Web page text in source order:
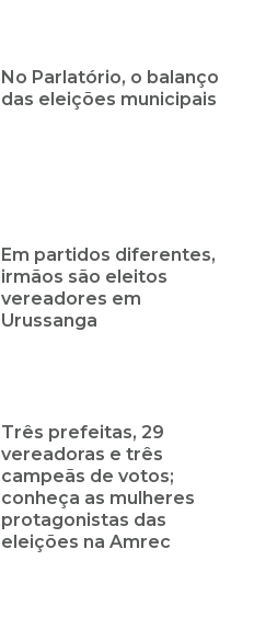
No Parlatório, o balanço
das eleições municipais
Em partidos diferentes,
irmãos são eleitos
vereadores em
Urussanga
Três prefeitas, 29
vereadoras e três
campeãs de votos;
conheça as mulheres
protagonistas das
eleições na Amrec